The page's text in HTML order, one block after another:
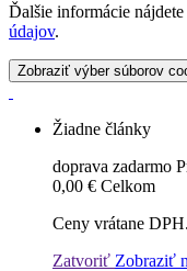
Ďalšie informácie nájdete
údajov.
Zobraziť výber súborov
Žiadne články
doprava zadarmo
0,00 € Celkom
Ceny vrátane DPH.
Zatvoriť Zobraziť